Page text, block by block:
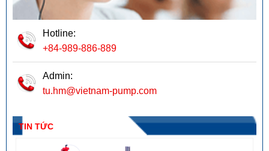
Hotline:
+84-989-886-889
Admin:
tu.hm@vietnam-pump.com
TIN TỨC